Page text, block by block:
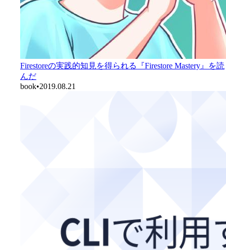
Firestoreの実践的知見を得られる『Firestore Mastery』を読
んだ
book•2019.08.21